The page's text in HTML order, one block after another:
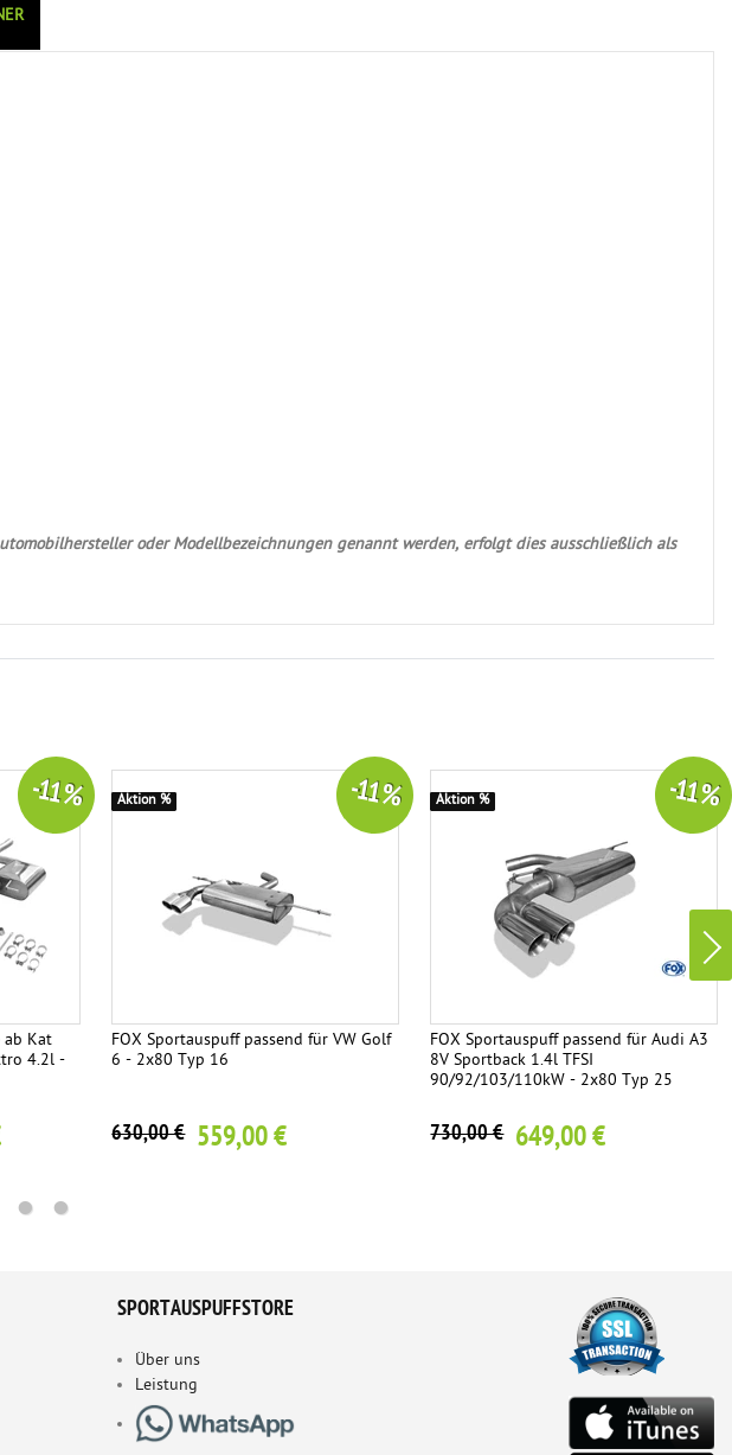
oder Modellbezeichnungen genannt werden, erfolgt dies ausschließlich als
ab Kat
4.2l -
-11 %
FOX Sportauspuff passend für VW Golf
6 - 2x80 Typ 16
630,00 € 559,00 €
-11 %
Aktion %
FOX Sportauspuff passend für Audi A3
8V Sportback 1.4l TFSI
90/92/103/110kW - 2x80 Typ 25
730,00 € 649,00 €
-11 %
Aktion %
SPORTAUSPUFFSTORE
Über uns
Leistung